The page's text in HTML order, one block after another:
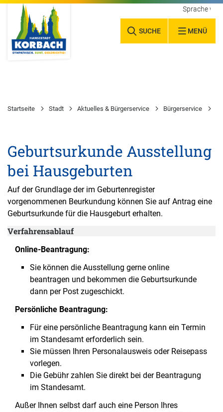
SUCHE MENÜ
Sprache
Startseite Stadt Aktuelles & Bürgerservice Bürgerservice
Geburtsurkunde Ausstellung
bei Hausgeburten
Auf der Grundlage der im Geburtenregister
vorgenommenen Beurkundung können Sie auf Antrag eine
Geburtsurkunde für die Hausgeburt erhalten.
Verfahrensablauf
Online-Beantragung:
Sie können die Ausstellung gerne online
beantragen und bekommen die Geburtsurkunde
dann per Post zugeschickt.
Persönliche Beantragung:
Für eine persönliche Beantragung kann ein Termin
im Standesamt erforderlich sein.
Sie müssen Ihren Personalausweis oder Reisepass
vorlegen.
Die Gebühr zahlen Sie direkt bei der Beantragung
im Standesamt.
Außer Ihnen selbst darf auch eine Person Ihres